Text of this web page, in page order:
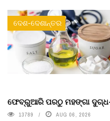
ଦେଶ-ଦେଶାନ୍ତର
ଫେବ୍ରୁଆରି ପରଠୁ ମହଙ୍ଗା
13789 AUG 06, 2026